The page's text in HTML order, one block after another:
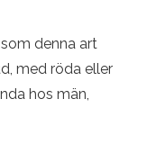
denna art
med röda eller
hos män,